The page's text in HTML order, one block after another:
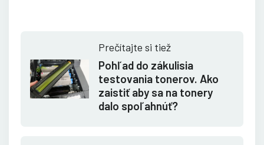
Prečítajte si tiež
Pohľad do zákulisia
testovania tonerov. Ako
zaistiť aby sa na tonery
dalo spoľahnúť?